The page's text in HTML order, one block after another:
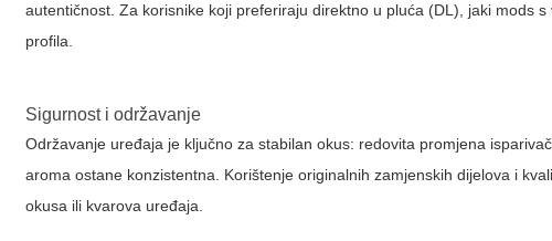
autentičnost. Za korisnike koji preferiraju direktno u pluća (DL), jaki mods
profila.
Sigurnost i održavanje
Održavanje uređaja je ključno za stabilan okus: redovita promjena
aroma ostane konzistentna. Korištenje originalnih zamjenskih dijelova i
okusa ili kvarova uređaja.